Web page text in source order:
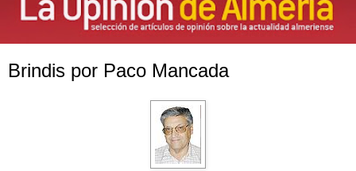
Brindis por Paco Mancada